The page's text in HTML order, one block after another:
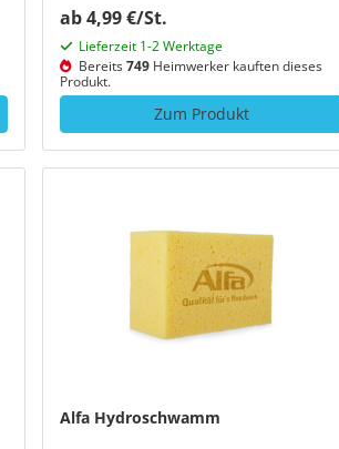
ab 4,99 €/St.
Lieferzeit 1-2 Werktage
Bereits749Heimwerker kauften dieses
Produkt.
Zum Produkt
Alfa Hydroschwamm